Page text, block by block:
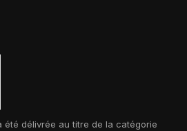
été délivrée au titre de la catégorie